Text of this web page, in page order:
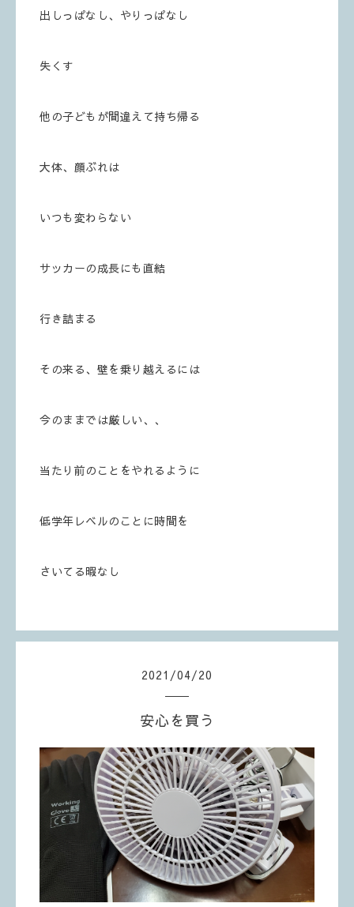
出しっぱなし、やりっぱなし
失くす
他の子どもが間違えて持ち帰る
大体、顔ぶれは
いつも変わらない
サッカーの成長にも直結
行き詰まる
その来る、壁を乗り越えるには
今のままでは厳しい、、
当たり前のことをやれるように
低学年レベルのことに時間を
さいてる暇なし
2021 /04/20
安心を買う